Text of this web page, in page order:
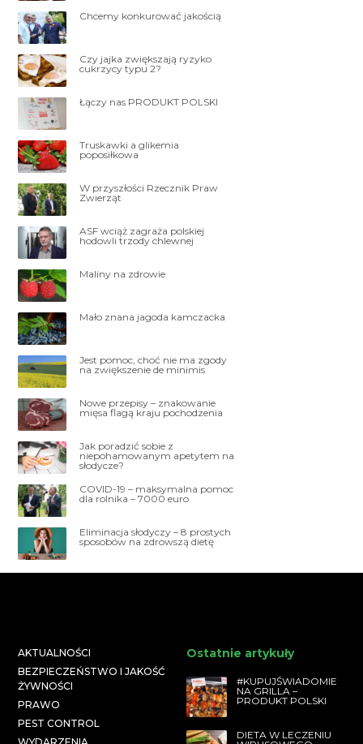
Chcemy konkurować jakością
Czy jajka zwiększają ryzyko
cukrzycy typu 2?
Łączy nas PRODUKT POLSKI
Truskawki a glikemia
poposiłkowa
W przyszłości Rzecznik Praw
Zwierząt
ASF wciąż zagraża polskiej
hodowli trzody chlewnej
Maliny na zdrowie
Mało znana jagoda kamczacka
Jest pomoc, choć nie ma zgody
na zwiększenie de minimis
Nowe przepisy – znakowanie
mięsa flagą kraju pochodzenia
Jak poradzić sobie z
niepohamowanym apetytem na
słodycze?
COVID-19 – maksymalna pomoc
dla rolnika – 7000 euro
Eliminacja słodyczy – 8 prostych
sposobów na zdrowszą dietę
AKTUALNOŚCI
BEZPIECZEŃSTWO I JAKOŚĆ
ŻYWNOŚCI
PRAWO
PEST CONTROL
Ostatnie artykuły
#KUPUJŚWIADOMIE
NA GRILLA –
PRODUKT POLSKI
DIETA W LECZENIU